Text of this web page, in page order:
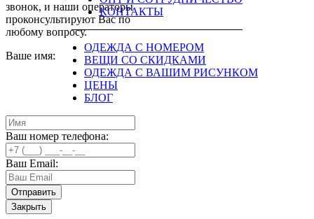
КОНТАКТЫ
ОДЕЖДА С НОМЕРОМ
ВЕЩИ СО СКИДКАМИ
ОДЕЖДА С ВАШИМ РИСУНКОМ
ЦЕНЫ
БЛОГ
звонок, и наши операторы
проконсультируют Вас по
любому вопросу.
Ваше имя:
Ваш номер телефона:
Ваш Email:
Закрыть